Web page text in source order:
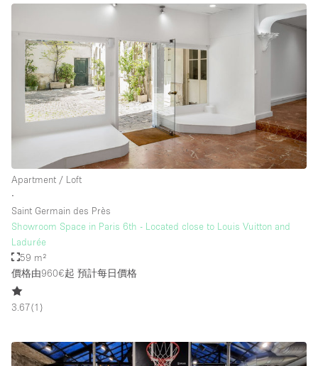
Apartment / Loft
∙
Saint Germain des Près
Showroom Space in Paris 6th - Located close to Louis Vuitton and
Ladurée
59 m²
價格由960€起 預計每日價格
3.67(1 )